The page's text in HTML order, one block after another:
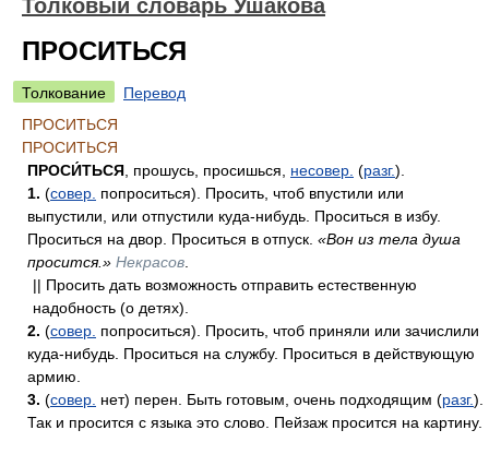
Толковый словарь Ушакова
ПРОСИТЬСЯ
Толкование
Перевод
ПРОСИТЬСЯ
ПРОСИТЬСЯ
ПРОСИ́ТЬСЯ , прошусь, просишься, несовер. (разг.).
1. (совер. попроситься). Просить, чтоб впустили или
выпустили, или отпустили куда-нибудь. Проситься в избу.
Проситься на двор. Проситься в отпуск. «Вон из тела душа
просится.» Некрасов
|| Просить дать возможность отправить естественную
надобность (о детях).
2. (совер. попроситься). Просить, чтоб приняли или зачислили
куда-нибудь. Проситься на службу. Проситься в действующую
армию.
3. (совер. нет) перен. Быть готовым, очень подходящим (разг.).
Так и просится с языка это слово. Пейзаж просится на картину.